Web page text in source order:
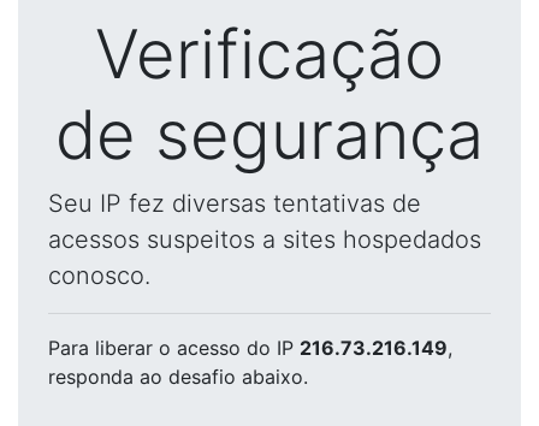
Verificação
de segurança
Seu IP fez diversas tentativas de
acessos suspeitos a sites hospedados
conosco.
Para liberar o acesso do IP 216.73.216.149,
responda ao desafio abaixo.